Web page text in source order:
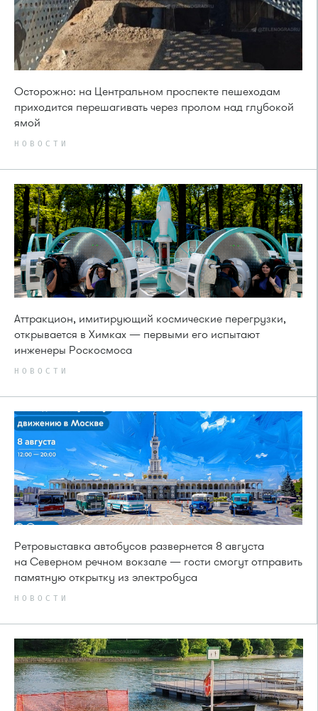
Осторожно: на Центральном проспекте пешеходам
приходится перешагивать через пролом над глубокой
ямой
НОВОСТИ
Аттракцион, имитирующий космические перегрузки,
открывается в Химках — первыми его испытают
инженеры Роскосмоса
НОВОСТИ
Ретровыставка автобусов развернется 8 августа
на Северном речном вокзале — гости смогут отправить
памятную открытку из электробуса
НОВОСТИ